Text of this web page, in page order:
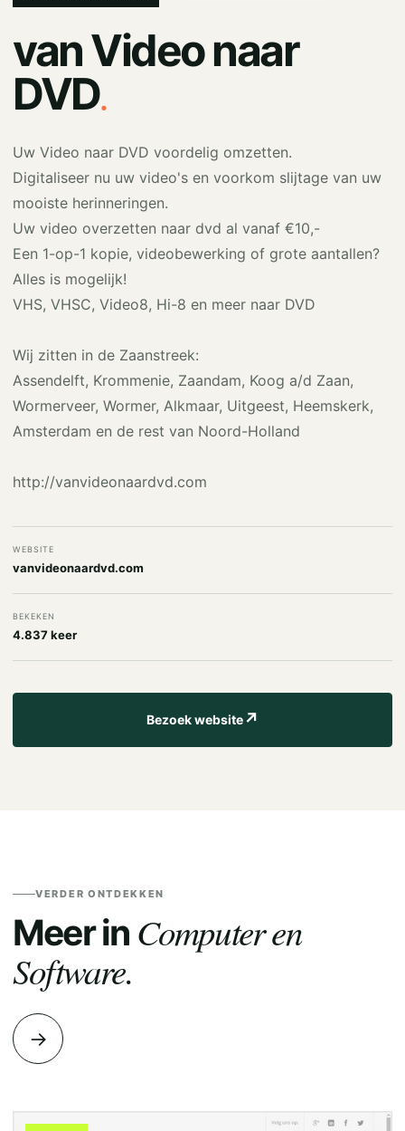
van Video naar
DVD.
Uw Video naar DVD voordelig omzetten.
Digitaliseer nu uw video's en voorkom slijtage van uw
mooiste herinneringen.
Uw video overzetten naar dvd al vanaf €10,-
Een 1-op-1 kopie, videobewerking of grote aantallen?
Alles is mogelijk!
VHS, VHSC, Video8, Hi-8 en meer naar DVD
Wij zitten in de Zaanstreek:
Assendelft, Krommenie, Zaandam, Koog a/d Zaan,
Wormerveer, Wormer, Alkmaar, Uitgeest, Heemskerk,
Amsterdam en de rest van Noord-Holland
http://vanvideonaardvd.com
WEBSITE
vanvideonaardvd.com
BEKEKEN
4.837 keer
Bezoek website↗
VERDER ONTDEKKEN
Meer in Computer en
Software.
→